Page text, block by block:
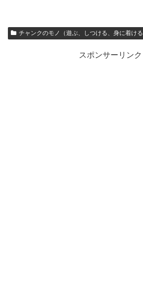
チャンクのモノ（遊ぶ、しつける、身に着ける
スポンサーリンク